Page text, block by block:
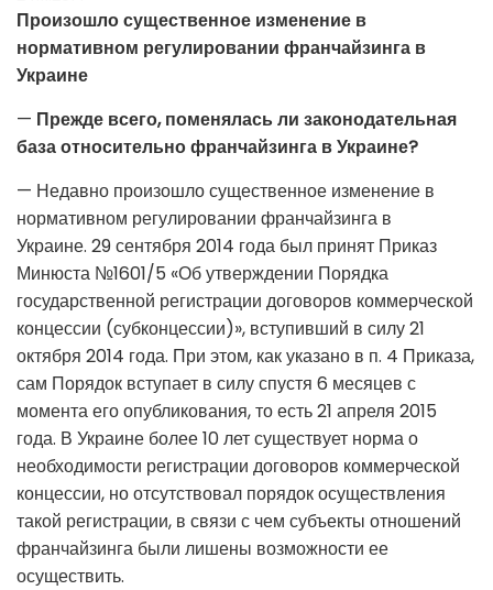
Произошло существенное изменение в
нормативном регулировании франчайзинга в
Украине
— Прежде всего, поменялась ли законодательная
база относительно франчайзинга в Украине?
— Недавно произошло существенное изменение в
нормативном регулировании франчайзинга в
Украине. 29 сентября 2014 года был принят Приказ
Минюста №1601/5 «Об утверждении Порядка
государственной регистрации договоров коммерческой
концессии (субконцессии)», вступивший в силу 21
октября 2014 года. При этом, как указано в п. 4 Приказа,
сам Порядок вступает в силу спустя 6 месяцев с
момента его опубликования, то есть 21 апреля 2015
года. В Украине более 10 лет существует норма о
необходимости регистрации договоров коммерческой
концессии, но отсутствовал порядок осуществления
такой регистрации, в связи с чем субъекты отношений
франчайзинга были лишены возможности ее
осуществить.